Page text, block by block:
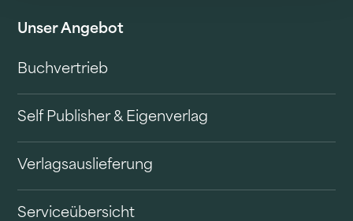
Unser Angebot
Buchvertrieb
Self Publisher & Eigenverlag
Verlagsauslieferung
Serviceübersicht